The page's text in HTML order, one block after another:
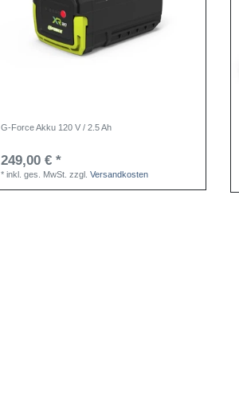
G-Force Akku 120 V / 2.5 Ah
249,00 € *
*inkl. ges. MwSt. zzgl.Versandkosten